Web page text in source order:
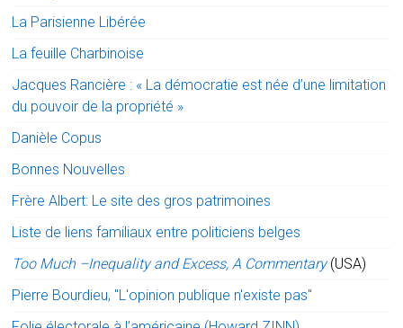
La Parisienne Libérée
La feuille Charbinoise
Jacques Rancière : « La démocratie est née d’une limitation
du pouvoir de la propriété »
Danièle Copus
Bonnes Nouvelles
Frère Albert: Le site des gros patrimoines
Liste de liens familiaux entre politiciens belges
Too Much –Inequality and Excess, A Commentary (USA)
Pierre Bourdieu, "L'opinion publique n'existe pas"